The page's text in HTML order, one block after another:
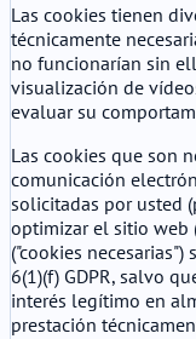
Las cookies tienen
técnicamente
no funcionarían sin
visualización de
evaluar su
Las cookies que son
comunicación
solicitadas por usted
optimizar el sitio web
("cookies
6(1)(f) GDPR, salvo
interés legítimo en
prestación